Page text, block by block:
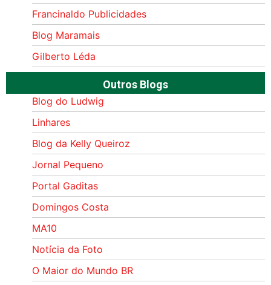
Francinaldo Publicidades
Blog Maramais
Gilberto Léda
Outros Blogs
Blog do Ludwig
Linhares
Blog da Kelly Queiroz
Jornal Pequeno
Portal Gaditas
Domingos Costa
MA10
Notícia da Foto
O Maior do Mundo BR